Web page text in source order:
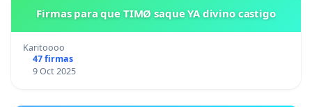
Firmas para que TIMØ saque YA divino castigo
Karitoooo
47 firmas
9 Oct 2025